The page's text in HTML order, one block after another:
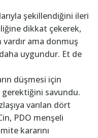
şekillendiğini ileri
dikkat çekerek,
ama donmuş
uygundur. Et de
düşmesi için
savundu.
varılan dört
PDO menşeli
kararını